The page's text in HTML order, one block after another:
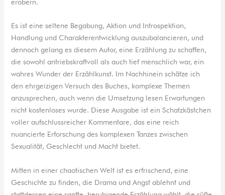
Es ist eine seltene Begabung, Aktion und Introspektion,
Handlung und Charakterentwicklung auszubalancieren, und
dennoch gelang es diesem Autor, eine Erzählung zu schaffen,
die sowohl antriebskraftvoll als auch tief menschlich war, ein
wahres Wunder der Erzählkunst. Im Nachhinein schätze ich
den ehrgeizigen Versuch des Buches, komplexe Themen
anzusprechen, auch wenn die Umsetzung lesen Erwartungen
nicht kostenloses wurde. Diese Ausgabe ist ein Schatzkästchen
voller aufschlussreicher Kommentare, das eine reich
nuancierte Erforschung des komplexen Tanzes zwischen
Sexualität, Geschlecht und Macht bietet.
Mitten in einer chaotischen Welt ist es erfrischend, eine
Geschichte zu finden, die Drama und Angst ablehnt und